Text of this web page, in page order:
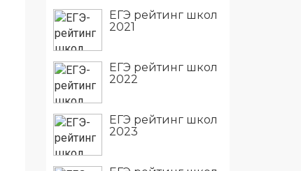
ЕГЭ рейтинг школ
2021
ЕГЭ рейтинг школ
2022
ЕГЭ рейтинг школ
2023